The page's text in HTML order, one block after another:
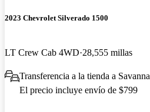
2023 Chevrolet Silverado 1500
LT Crew Cab 4WD 28,555 millas
Transferencia a la tienda a
El precio incluye envío de $799